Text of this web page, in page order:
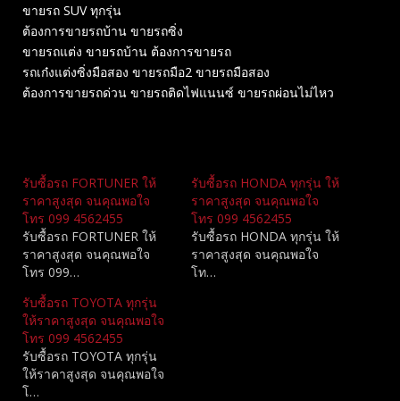
ขายรถ SUV ทุกรุ่น
ต้องการขายรถบ้าน ขายรถซิ่ง
ขายรถแต่ง ขายรถบ้าน ต้องการขายรถ
รถเก๋งแต่งซิ่งมือสอง ขายรถมือ2 ขายรถมือสอง
ต้องการขายรถด่วน ขายรถติดไฟแนนซ์ ขายรถผ่อนไม่ไหว
รับซื้อรถ FORTUNER ให้
ราคาสูงสุด จนคุณพอใจ
โทร 099 4562455
รับซื้อรถ FORTUNER ให้
ราคาสูงสุด จนคุณพอใจ
โทร 099…
รับซื้อรถ HONDA ทุกรุ่น ให้
ราคาสูงสุด จนคุณพอใจ
โทร 099 4562455
รับซื้อรถ HONDA ทุกรุ่น ให้
ราคาสูงสุด จนคุณพอใจ
โท…
รับซื้อรถ TOYOTA ทุกรุ่น
ให้ราคาสูงสุด จนคุณพอใจ
โทร 099 4562455
รับซื้อรถ TOYOTA ทุกรุ่น
ให้ราคาสูงสุด จนคุณพอใจ
โ…